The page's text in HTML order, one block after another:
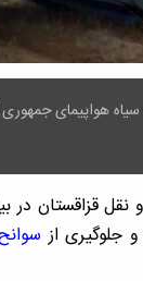
هواپیمای
نقل قزاقستان
جلوگیری از